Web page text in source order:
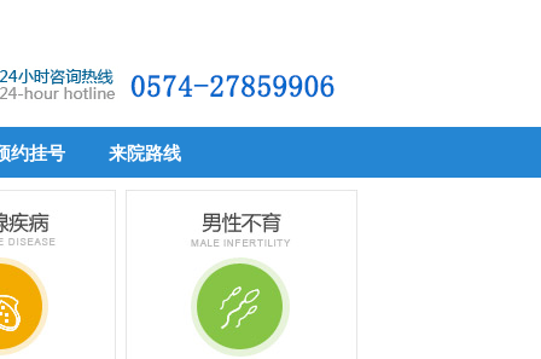
约挂号
预约挂号
来院路线